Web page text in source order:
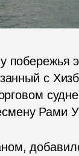
побережья
с
Рами